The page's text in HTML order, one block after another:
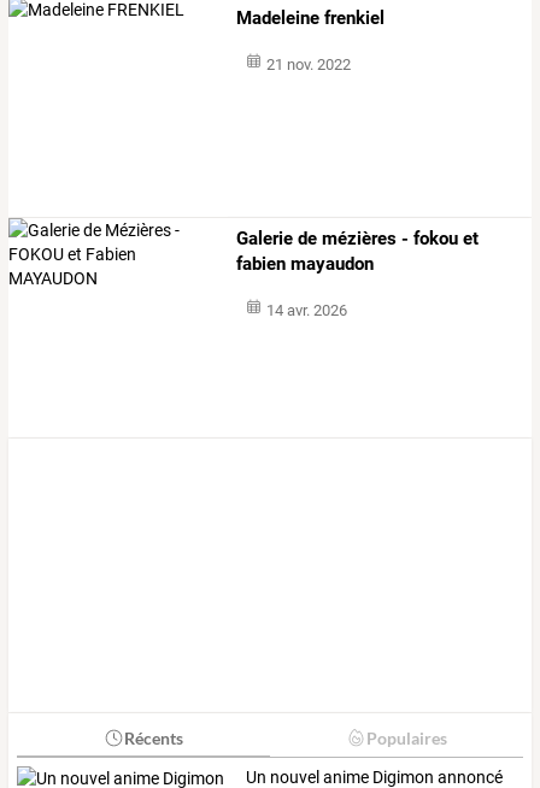
Madeleine frenkiel
21 nov. 2022
Galerie de mézières - fokou et
fabien mayaudon
14 avr. 2026
Récents Populaires
Un nouvel anime Digimon annoncé